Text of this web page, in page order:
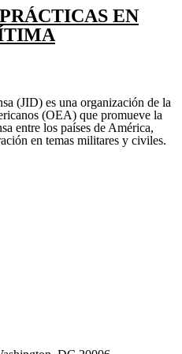
EN
(JID) es una organización de la
(OEA) que promueve la
entre los países de América,
en temas militares y civiles.